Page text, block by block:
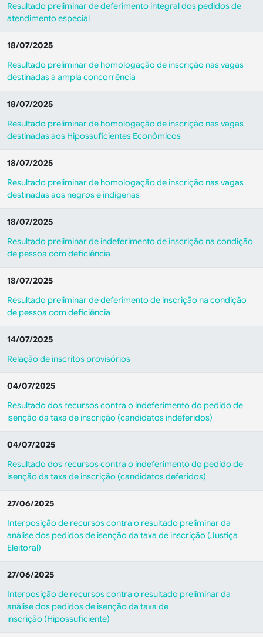
Resultado preliminar de deferimento integral dos pedidos de
atendimento especial
18/07/2025
Resultado preliminar de homologação de inscrição nas vagas
destinadas à ampla concorrência
18/07/2025
Resultado preliminar de homologação de inscrição nas vagas
destinadas aos Hipossuficientes Econômicos
18/07/2025
Resultado preliminar de homologação de inscrição nas vagas
destinadas aos negros e indígenas
18/07/2025
Resultado preliminar de indeferimento de inscrição na condição
de pessoa com deficiência
18/07/2025
Resultado preliminar de deferimento de inscrição na condição
de pessoa com deficiência
14/07/2025
Relação de inscritos provisórios
04/07/2025
Resultado dos recursos contra o indeferimento do pedido de
isenção da taxa de inscrição (candidatos indeferidos)
04/07/2025
Resultado dos recursos contra o indeferimento do pedido de
isenção da taxa de inscrição (candidatos deferidos)
27/06/2025
Interposição de recursos contra o resultado preliminar da
análise dos pedidos de isenção da taxa de inscrição (Justiça
Eleitoral)
27/06/2025
Interposição de recursos contra o resultado preliminar da
análise dos pedidos de isenção da taxa de
inscrição (Hipossuficiente)